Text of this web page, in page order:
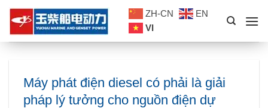
Skip
content
ZH-CN
EN
VI
Máy phát điện diesel có phải là giải
pháp lý tưởng cho nguồn điện dự